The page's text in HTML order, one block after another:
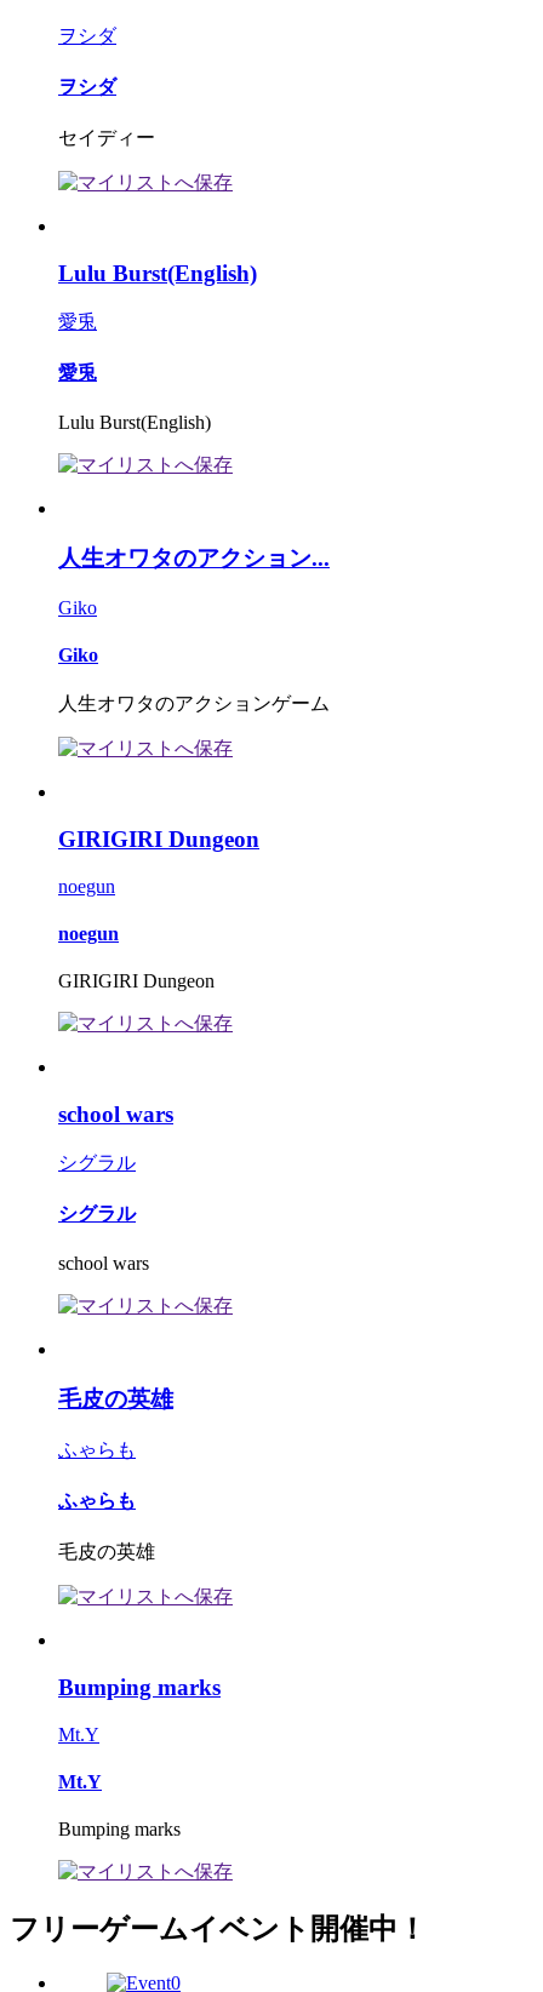
ヲシダ
ヲシダ
セイディー
Lulu Burst(English)
愛兎
愛兎
Lulu Burst(English)
人生オワタのアクション...
Giko
Giko
人生オワタのアクションゲーム
GIRIGIRI Dungeon
noegun
noegun
GIRIGIRI Dungeon
school wars
シグラル
シグラル
school wars
毛皮の英雄
ふゃらも
ふゃらも
毛皮の英雄
Bumping marks
Mt.Y
Mt.Y
Bumping marks
フリーゲームイベント開催中！